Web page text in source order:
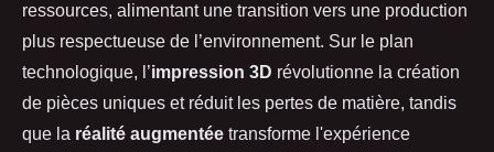
ressources, alimentant une transition vers une production
plus respectueuse de l’environnement. Sur le plan
technologique, l’impression 3D révolutionne la création
de pièces uniques et réduit les pertes de matière, tandis
que la réalité augmentée transforme l'expérience